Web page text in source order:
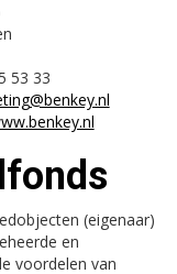
53 33
(eigenaar)
en
voordelen van